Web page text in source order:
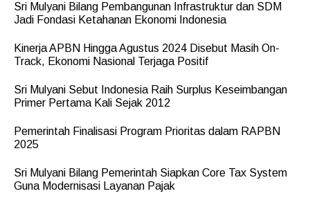
Sri Mulyani Bilang Pembangunan Infrastruktur dan SDM
Jadi Fondasi Ketahanan Ekonomi Indonesia
Kinerja APBN Hingga Agustus 2024 Disebut Masih On-
Track, Ekonomi Nasional Terjaga Positif
Sri Mulyani Sebut Indonesia Raih Surplus Keseimbangan
Primer Pertama Kali Sejak 2012
Pemerintah Finalisasi Program Prioritas dalam RAPBN
2025
Sri Mulyani Bilang Pemerintah Siapkan Core Tax System
Guna Modernisasi Layanan Pajak